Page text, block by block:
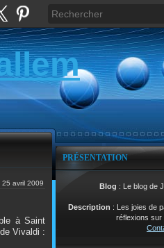
25 avril 2009
à Saint
Vivaldi :
PRÉSENTATION
Blog : Le blog de
Description : Les joies de
réflexions sur